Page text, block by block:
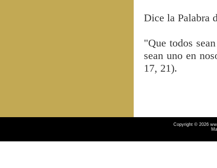
Dice la Palabra
"Que todos
sean uno en
17, 21).
Copyright © 2026